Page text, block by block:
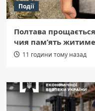
Події
Полтава
чия пам’ять
11 години тому назад